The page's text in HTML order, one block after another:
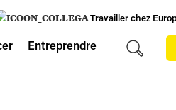
Entreprendre
Travailler chez